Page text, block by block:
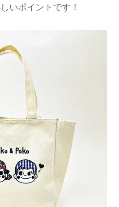
いポイントです！